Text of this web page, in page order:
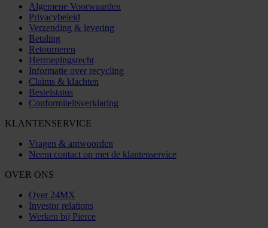
Algemene Voorwaarden
Privacybeleid
Verzending & levering
Betaling
Retourneren
Herroepingsrecht
Informatie over recycling
Claims & klachten
Bestelstatus
Conformiteitsverklaring
KLANTENSERVICE
Vragen & antwoorden
Neem contact op met de klantenservice
OVER ONS
Over 24MX
Investor relations
Werken bij Pierce